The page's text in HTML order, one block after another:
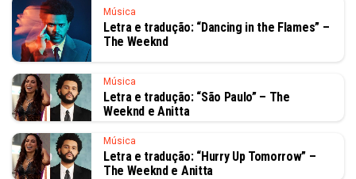
Música
Letra e tradução: “Dancing in the Flames” –
The Weeknd
Música
Letra e tradução: “São Paulo” – The
Weeknd e Anitta
Música
Letra e tradução: “Hurry Up Tomorrow” –
The Weeknd e Anitta